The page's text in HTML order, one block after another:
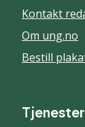
Kontakt
Om ung.no
Bestill
Tjenester